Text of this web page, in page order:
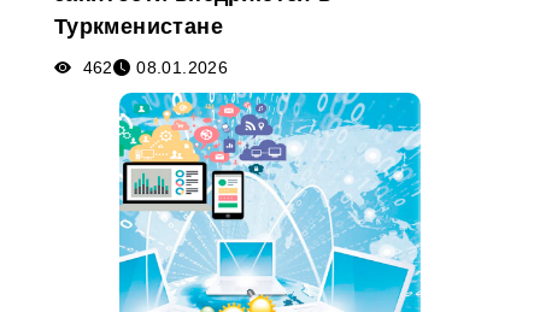
Туркменистане
462 08.01.2026